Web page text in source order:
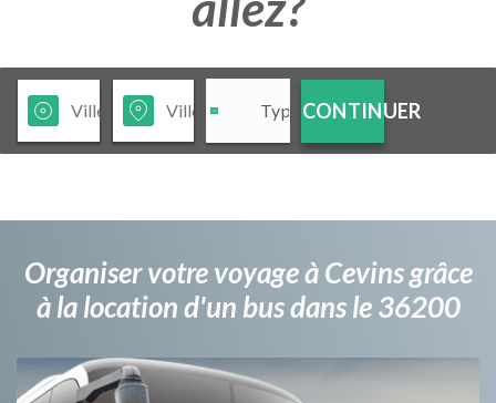
CONTINUER
Organiser votre voyage à Cevins grâce
à la location d'un bus dans le 36200